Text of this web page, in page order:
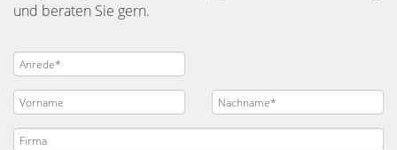
und beraten Sie gern.